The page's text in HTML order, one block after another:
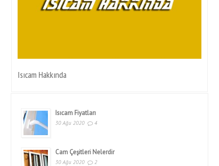
Isıcam Hakkında
Isıcam Fiyatları
30 Ağu 2020 4
Cam Çeşitleri Nelerdir
30 Ağu 2020 2